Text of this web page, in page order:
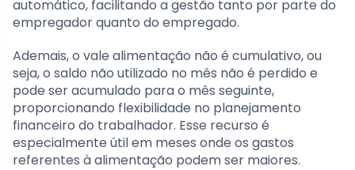
automático, facilitando a gestão tanto por parte do
empregador quanto do empregado.
Ademais, o vale alimentação não é cumulativo, ou
seja, o saldo não utilizado no mês não é perdido e
pode ser acumulado para o mês seguinte,
proporcionando flexibilidade no planejamento
financeiro do trabalhador. Esse recurso é
especialmente útil em meses onde os gastos
referentes à alimentação podem ser maiores.